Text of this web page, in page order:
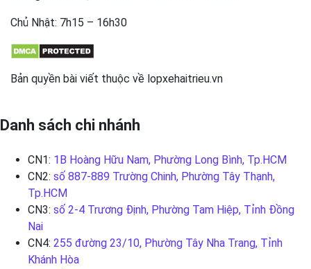
Chủ Nhật: 7h15 – 16h30
Bản quyền bài viết thuộc về lopxehaitrieu.vn
Danh sách chi nhánh
CN1: 1B Hoàng Hữu Nam, Phường Long Bình, Tp.HCM
CN2: số 887-889 Trường Chinh, Phường Tây Thạnh,
Tp.HCM
CN3: số 2-4 Trương Định, Phường Tam Hiệp, Tỉnh Đồng
Nai
CN4: 255 đường 23/10, Phường Tây Nha Trang, Tỉnh
Khánh Hòa